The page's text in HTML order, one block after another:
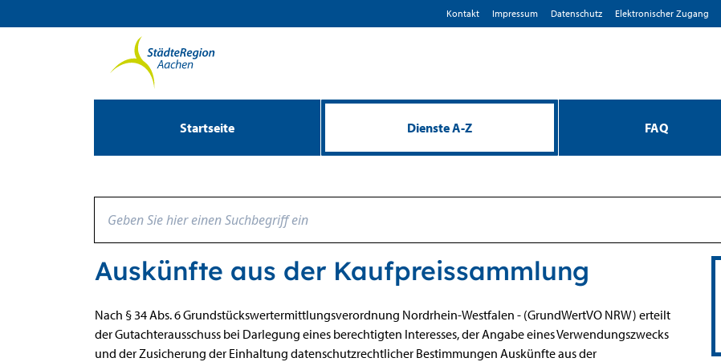
Kontakt Impressum D­atenschutz Elektronischer Zugang
Startseite Dienste A-Z FAQ
Auskünfte aus der Kaufpreissammlung
Beschreibung
Nach § 34 Abs. 6 Grundstückswertermittlungsverordnung Nordrhein-Westfalen - (GrundWertVO NRW) erteilt
der Gutachterausschuss bei Darlegung eines berechtigten Interesses, der Angabe eines Verwendungszwecks
und der Zusicherung der Einhaltung datenschutzrechtlicher Bestimmungen Auskünfte aus der